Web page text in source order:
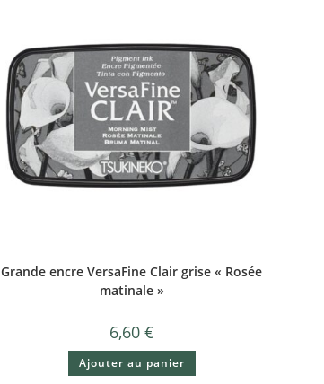
Grande encre VersaFine Clair grise « Rosée
matinale »
6,60 €
Ajouter au panier